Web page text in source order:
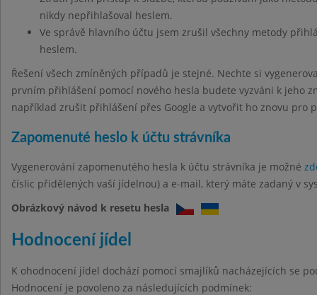
nikdy nepřihlašoval heslem.
Ve správě hlavního účtu jsem zrušil všechny metody
heslem.
Řešení všech zmíněných případů je stejné. Nechte si
prvním přihlášení pomocí nového hesla budete vyzváni k jeho
například zrušit přihlášení přes Google a vytvořit ho znovu pro
Zapomenuté heslo k účtu strávníka
Vygenerování zapomenutého hesla k účtu strávníka je možné
číslic přidělených vaší jídelnou) a e-mail, který máte zadaný v
Obrázkový návod k resetu hesla
Hodnocení jídel
K ohodnocení jídel dochází pomocí smajlíků nacházejících se
Hodnocení je povoleno za následujících podmínek: